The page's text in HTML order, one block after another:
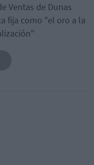
Ventas de Dunas
fija como "el oro a la